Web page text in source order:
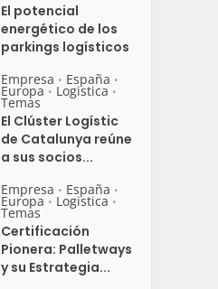
El potencial
energético de los
parkings logísticos
Empresa • España •
Europa • Logistica •
Temas
El Clúster Logístic
de Catalunya reúne
a sus socios...
Empresa • España •
Europa • Logistica •
Temas
Certificación
Pionera: Palletways
y su Estrategia...